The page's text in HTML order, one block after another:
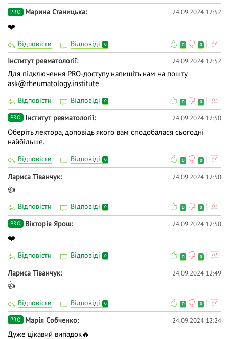
PRO Марина Станицька 24.09.2024 12:52
❤️
Відповісти Відповіді 0 0 0
Інститут ревматології 24.09.2024 12:52
Для підключення PRO-доступу напишіть нам на пошту
ask@rheumatology.institute
Відповісти Відповіді 0 0 0
PRO Інститут ревматології 24.09.2024 12:50
Оберіть лектора, доповідь якого вам сподобалася сьогодні
найбільше.
Відповісти Відповіді 0 0 0
Лариса Тіванчук 24.09.2024 12:50
👍
Відповісти Відповіді 0 0 0
PRO Вікторія Ярош 24.09.2024 12:50
❤️
Відповісти Відповіді 0 0 0
Лариса Тіванчук 24.09.2024 12:49
👍
Відповісти Відповіді 0 0 0
PRO Марія Собченко 24.09.2024 12:24
Дуже цікавий випадок🔥